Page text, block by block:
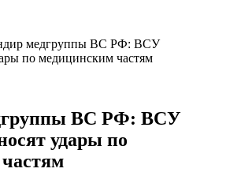
медгруппы ВС РФ: ВСУ
по медицинским частям
ВС РФ: ВСУ
удары по